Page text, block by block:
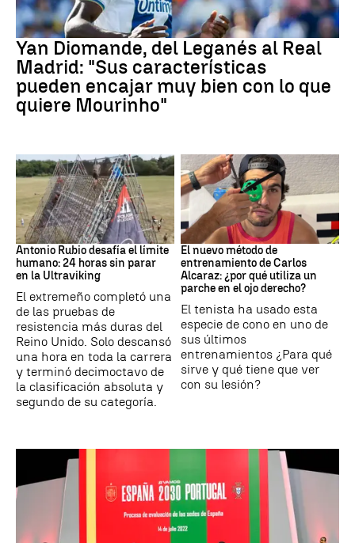
Real Madrid
Yan Diomande, del Leganés al Real
Madrid: "Sus características
pueden encajar muy bien con lo que
quiere Mourinho"
Ultraviking
Antonio Rubio desafía el límite
humano: 24 horas sin parar
en la Ultraviking
El extremeño completó una
de las pruebas de
resistencia más duras del
Reino Unido. Solo descansó
una hora en toda la carrera
y terminó decimoctavo de
la clasificación absoluta y
segundo de su categoría.
Tenis
El nuevo método de
entrenamiento de Carlos
Alcaraz: ¿por qué utiliza un
parche en el ojo derecho?
El tenista ha usado esta
especie de cono en uno de
sus últimos
entrenamientos ¿Para qué
sirve y qué tiene que ver
con su lesión?